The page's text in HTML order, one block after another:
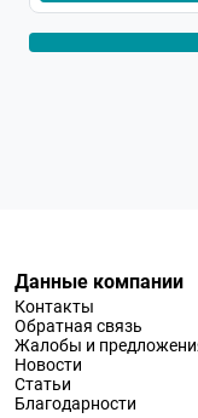
Данные компании
Контакты
Обратная связь
Жалобы и
Новости
Статьи
Благодарности